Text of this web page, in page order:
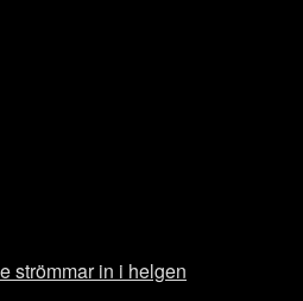
strömmar in i helgen